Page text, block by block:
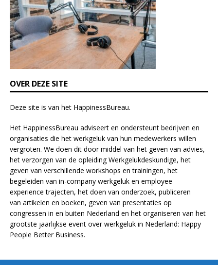
e
l
d
b
l
n
k
.
OVER DEZE SITE
Deze site is van het HappinessBureau.
Het HappinessBureau adviseert en ondersteunt bedrijven en
organisaties die het werkgeluk van hun medewerkers willen
vergroten. We doen dit door middel van het geven van advies,
het verzorgen van de opleidingWerkgelukdeskundige, het
geven van verschillende workshops en trainingen, het
begeleiden van in-company werkgeluk en employee
experiencetrajecten, het doen van onderzoek, publiceren
van artikelen en boeken, geven van presentaties op
congressen in en buiten Nederland en het organiseren van het
grootste jaarlijkse event over werkgeluk in Nederland: Happy
People Better Business.